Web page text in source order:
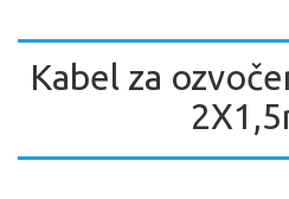
Kabel za